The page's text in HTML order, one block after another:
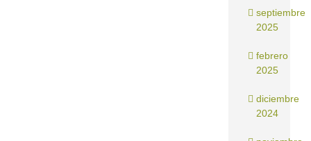
septiembre
2025
febrero
2025
diciembre
2024